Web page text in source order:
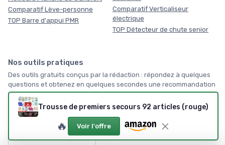
Trousse de premiers secours 92 articles (rouge)
🔥 Voir l'offre
Comparatif Lève-personne
TOP Barre d'appui PMR
Comparatif Verticaliseur
électrique
TOP Détecteur de chute senior
Nos outils pratiques
Des outils gratuits conçus par la rédaction : répondez à quelques
questions et obtenez en quelques secondes une recommandation
vraiment personnalisée, sans inscription, servez-vous !
Par où commencer ?